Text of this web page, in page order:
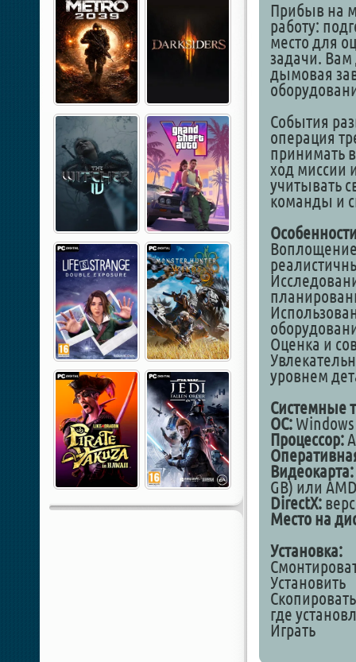
Прибыв на
работу:
место для
задачи. Вам
дымовая
События
операция
принимать
ход миссии
учитывать
команды и
Оценка и
уровнем
Системные
ОС:
Процессор:
Видеокарта:
GB) или
DirectX:
Место на
Установка:
Установить
где
Играть